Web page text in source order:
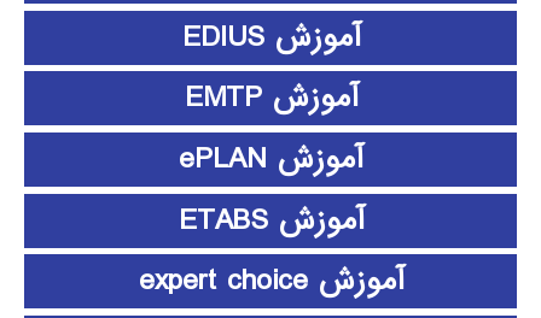
آموزش EDIUS
آموزش EMTP
آموزش ePLAN
آموزش ETABS
آموزش expert choice